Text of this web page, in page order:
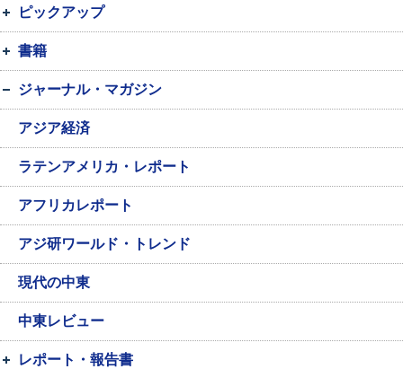
ピックアップ
書籍
ジャーナル・マガジン
アジア経済
ラテンアメリカ・レポート
アフリカレポート
アジ研ワールド・トレンド
現代の中東
中東レビュー
レポート・報告書